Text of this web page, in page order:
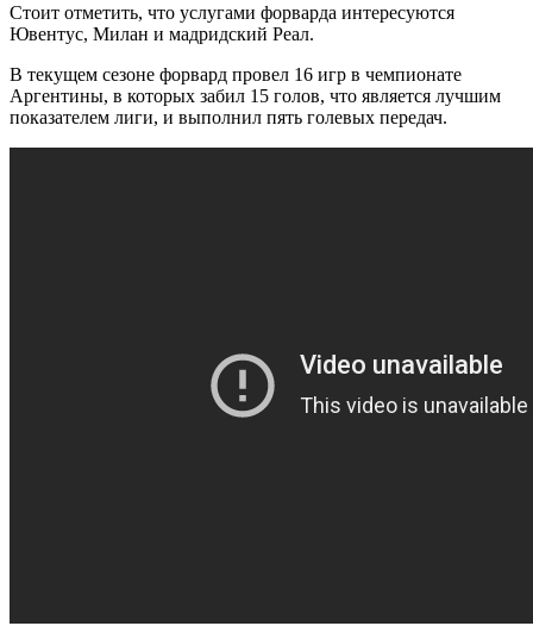
Стоит отметить, что услугами форварда интересуются
Ювентус, Милан и мадридский Реал.
В текущем сезоне форвард провел 16 игр в чемпионате
Аргентины, в которых забил 15 голов, что является лучшим
показателем лиги, и выполнил пять голевых передач.